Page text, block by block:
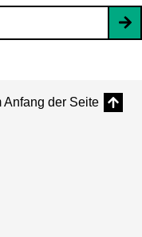
Anfang der Seite